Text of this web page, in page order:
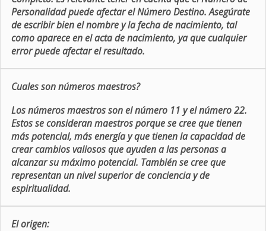
Personalidad puede afectar el Número Destino. Asegúrate
de escribir bien el nombre y la fecha de nacimiento, tal
como aparece en el acta de nacimiento, ya que cualquier
error puede afectar el resultado.
Cuales son números maestros?
Los números maestros son el número 11 y el número 22.
Estos se consideran maestros porque se cree que tienen
más potencial, más energía y que tienen la capacidad de
crear cambios valiosos que ayuden a las personas a
alcanzar su máximo potencial. También se cree que
representan un nivel superior de conciencia y de
espiritualidad.
El origen: